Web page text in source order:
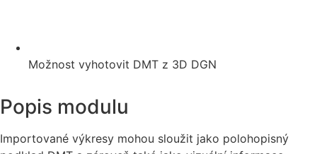
Možnost vyhotovit DMT z 3D DGN
Popis modulu
Importované výkresy mohou sloužit jako polohopisný